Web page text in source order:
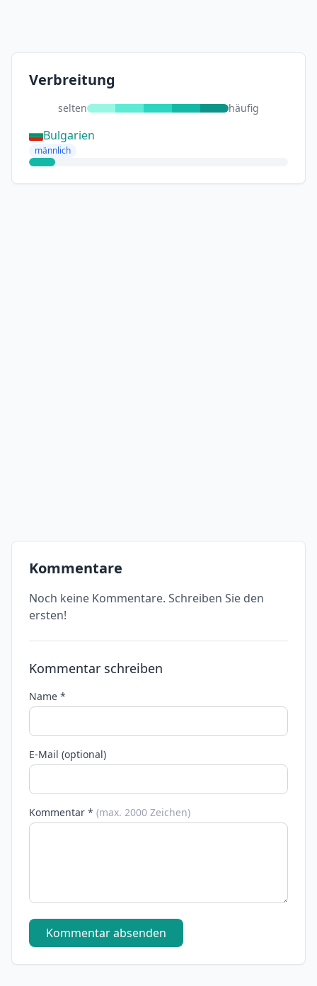
Verbreitung
selten häufig
Bulgarien
männlich
Kommentare
Noch keine Kommentare. Schreiben Sie den
ersten!
Kommentar schreiben
Name *
E-Mail (optional)
Kommentar * (max. 2000 Zeichen)
Kommentar absenden